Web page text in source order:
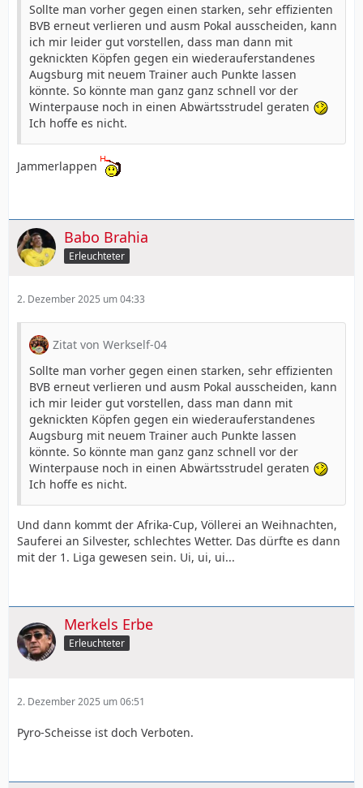
Sollte man vorher gegen einen starken, sehr effizienten
BVB erneut verlieren und ausm Pokal ausscheiden, kann
ich mir leider gut vorstellen, dass man dann mit
geknickten Köpfen gegen ein wiederauferstandenes
Augsburg mit neuem Trainer auch Punkte lassen
könnte. So könnte man ganz ganz schnell vor der
Winterpause noch in einen Abwärtsstrudel geraten
Ich hoffe es nicht.
Jammerlappen
Babo Brahia
Erleuchteter
2. Dezember 2025 um 04:33
Zitat von Werkself-04
Sollte man vorher gegen einen starken, sehr effizienten
BVB erneut verlieren und ausm Pokal ausscheiden, kann
ich mir leider gut vorstellen, dass man dann mit
geknickten Köpfen gegen ein wiederauferstandenes
Augsburg mit neuem Trainer auch Punkte lassen
könnte. So könnte man ganz ganz schnell vor der
Winterpause noch in einen Abwärtsstrudel geraten
Ich hoffe es nicht.
Und dann kommt der Afrika-Cup, Völlerei an Weihnachten,
Sauferei an Silvester, schlechtes Wetter. Das dürfte es dann
mit der 1. Liga gewesen sein. Ui, ui, ui...
Merkels Erbe
Erleuchteter
2. Dezember 2025 um 06:51
Pyro-Scheisse ist doch Verboten.